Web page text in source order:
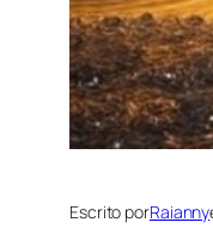
Escrito porRaianny